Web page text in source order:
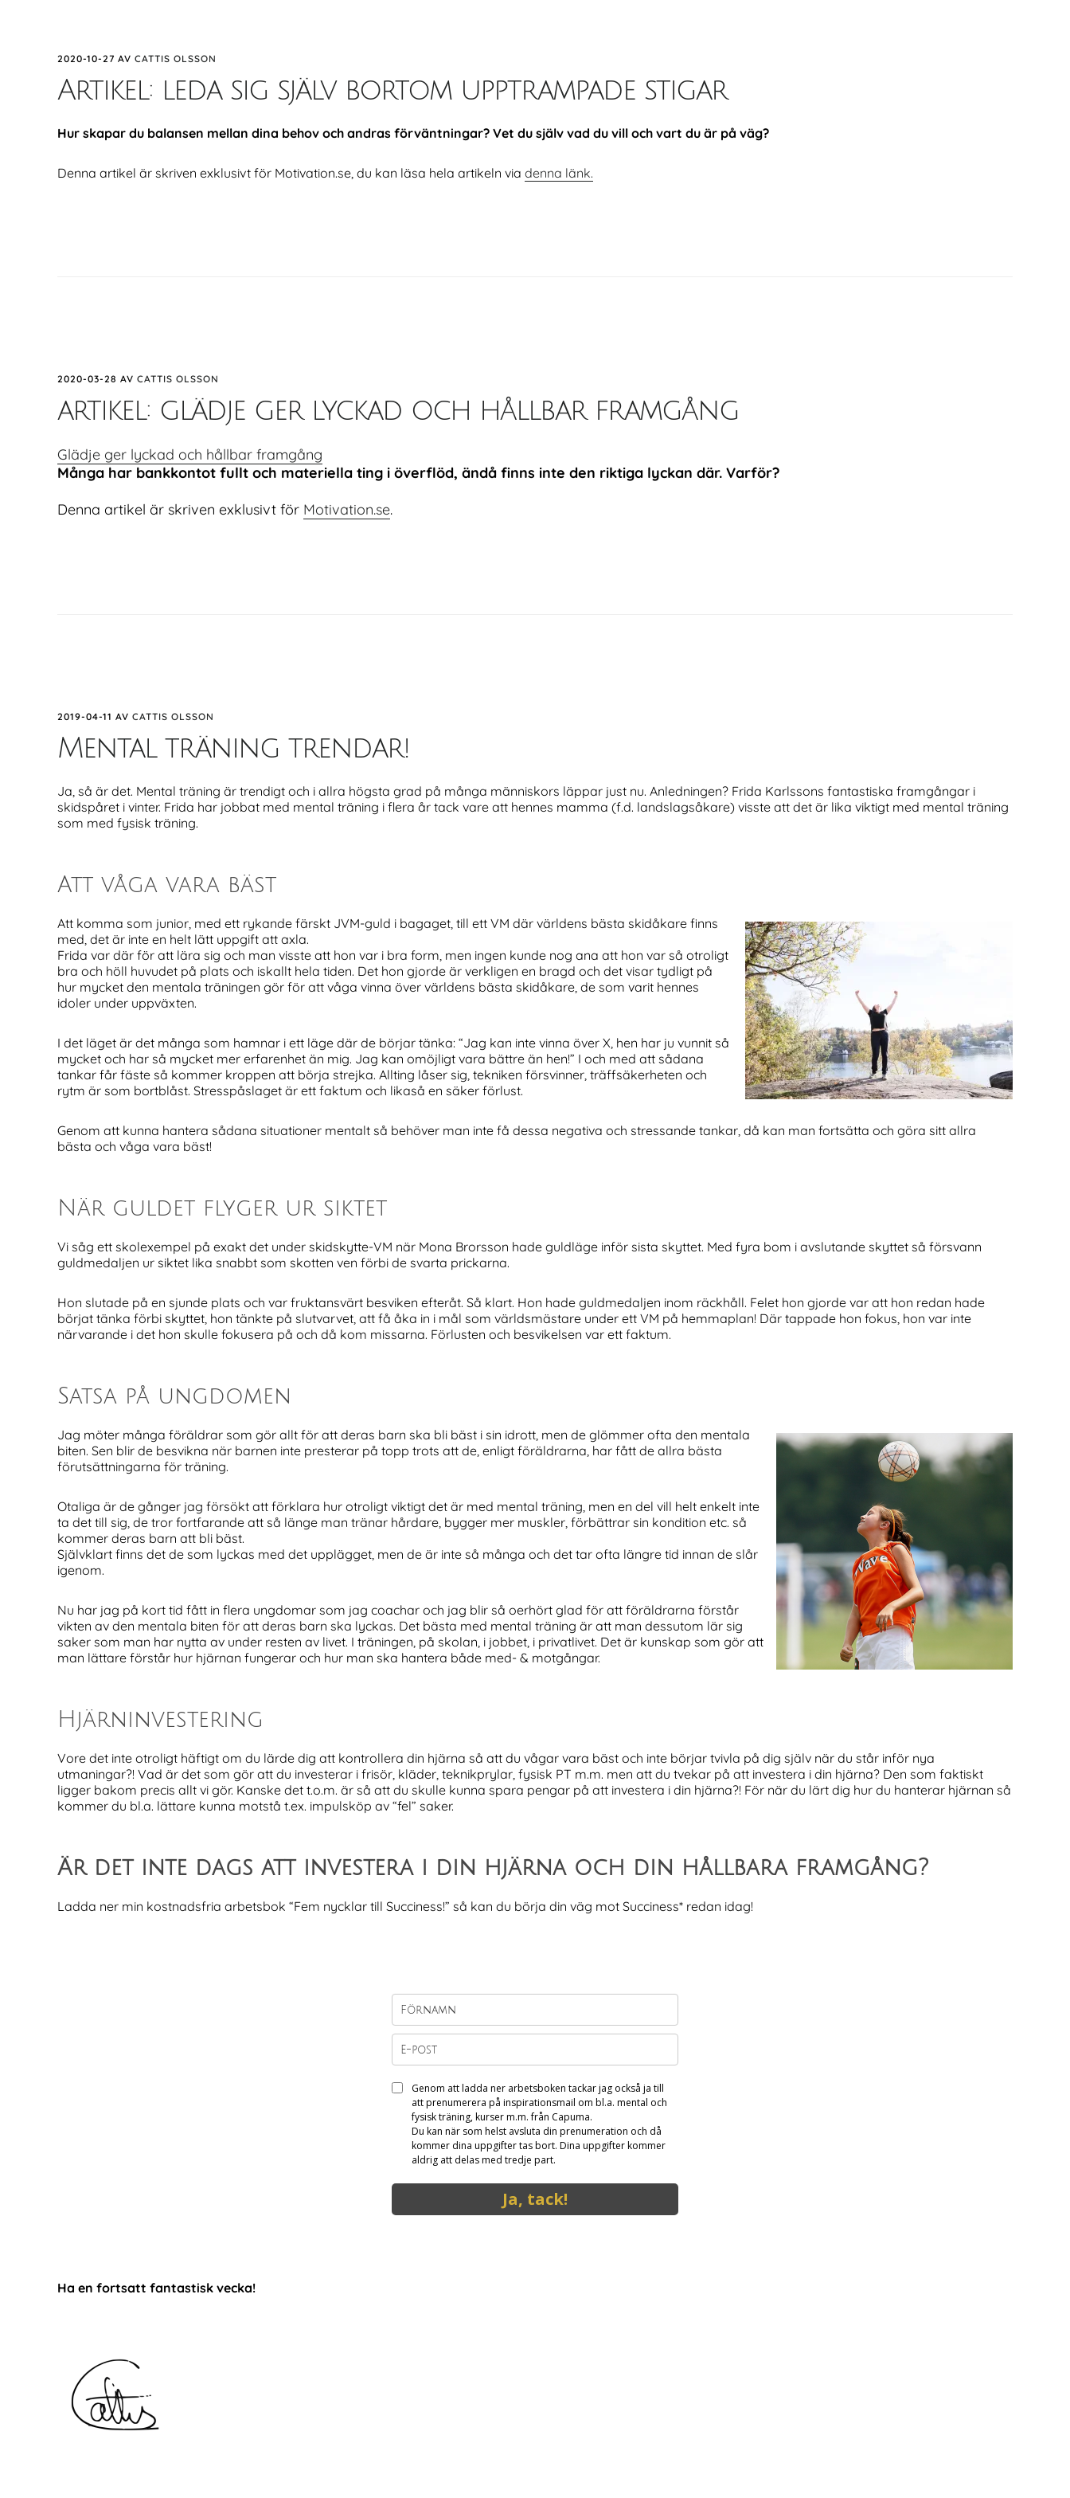
2020-10-27 AV CATTIS OLSSON
Artikel: leda sig själv bortom upptrampade stigar
Hur skapar du balansen mellan dina behov och andras förväntningar? Vet du själv vad du vill och vart du är på väg?
Denna artikel är skriven exklusivt för Motivation.se, du kan läsa hela artikeln via denna länk.
2020-03-28 AV CATTIS OLSSON
artikel: glädje ger lyckad och hållbar framgång
Glädje ger lyckad och hållbar framgång
Många har bankkontot fullt och materiella ting i överflöd, ändå finns inte den riktiga lyckan där. Varför?
Denna artikel är skriven exklusivt för Motivation.se.
2019-04-11 AV CATTIS OLSSON
Mental träning trendar!
Ja, så är det. Mental träning är trendigt och i allra högsta grad på många människors läppar just nu. Anledningen? Frida Karlssons fantastiska framgångar i
skidspåret i vinter. Frida har jobbat med mental träning i flera år tack vare att hennes mamma (f.d. landslagsåkare) visste att det är lika viktigt med mental träning
som med fysisk träning.
Att våga vara bäst
Att komma som junior, med ett rykande färskt JVM-guld i bagaget, till ett VM där världens bästa skidåkare finns
med, det är inte en helt lätt uppgift att axla.
Frida var där för att lära sig och man visste att hon var i bra form, men ingen kunde nog ana att hon var så otroligt
bra och höll huvudet på plats och iskallt hela tiden. Det hon gjorde är verkligen en bragd och det visar tydligt på
hur mycket den mentala träningen gör för att våga vinna över världens bästa skidåkare, de som varit hennes
idoler under uppväxten.
I det läget är det många som hamnar i ett läge där de börjar tänka: “Jag kan inte vinna över X, hen har ju vunnit så
mycket och har så mycket mer erfarenhet än mig. Jag kan omöjligt vara bättre än hen!” I och med att sådana
tankar får fäste så kommer kroppen att börja strejka. Allting låser sig, tekniken försvinner, träffsäkerheten och
rytm är som bortblåst. Stresspåslaget är ett faktum och likaså en säker förlust.
Genom att kunna hantera sådana situationer mentalt så behöver man inte få dessa negativa och stressande tankar, då kan man fortsätta och göra sitt allra
bästa och våga vara bäst!
När guldet flyger ur siktet
Vi såg ett skolexempel på exakt det under skidskytte-VM när Mona Brorsson hade guldläge inför sista skyttet. Med fyra bom i avslutande skyttet så försvann
guldmedaljen ur siktet lika snabbt som skotten ven förbi de svarta prickarna.
Hon slutade på en sjunde plats och var fruktansvärt besviken efteråt. Så klart. Hon hade guldmedaljen inom räckhåll. Felet hon gjorde var att hon redan hade
börjat tänka förbi skyttet, hon tänkte på slutvarvet, att få åka in i mål som världsmästare under ett VM på hemmaplan! Där tappade hon fokus, hon var inte
närvarande i det hon skulle fokusera på och då kom missarna. Förlusten och besvikelsen var ett faktum.
Satsa på ungdomen
Jag möter många föräldrar som gör allt för att deras barn ska bli bäst i sin idrott, men de glömmer ofta den mentala
biten. Sen blir de besvikna när barnen inte presterar på topp trots att de, enligt föräldrarna, har fått de allra bästa
förutsättningarna för träning.
Otaliga är de gånger jag försökt att förklara hur otroligt viktigt det är med mental träning, men en del vill helt enkelt inte
ta det till sig, de tror fortfarande att så länge man tränar hårdare, bygger mer muskler, förbättrar sin kondition etc. så
kommer deras barn att bli bäst.
Självklart finns det de som lyckas med det upplägget, men de är inte så många och det tar ofta längre tid innan de slår
igenom.
Nu har jag på kort tid fått in flera ungdomar som jag coachar och jag blir så oerhört glad för att föräldrarna förstår
vikten av den mentala biten för att deras barn ska lyckas. Det bästa med mental träning är att man dessutom lär sig
saker som man har nytta av under resten av livet. I träningen, på skolan, i jobbet, i privatlivet. Det är kunskap som gör att
man lättare förstår hur hjärnan fungerar och hur man ska hantera både med- & motgångar.
Hjärninvestering
Vore det inte otroligt häftigt om du lärde dig att kontrollera din hjärna så att du vågar vara bäst och inte börjar tvivla på dig själv när du står inför nya
utmaningar?! Vad är det som gör att du investerar i frisör, kläder, teknikprylar, fysisk PT m.m. men att du tvekar på att investera i din hjärna? Den som faktiskt
ligger bakom precis allt vi gör. Kanske det t.o.m. är så att du skulle kunna spara pengar på att investera i din hjärna?! För när du lärt dig hur du hanterar hjärnan så
kommer du bl.a. lättare kunna motstå t.ex. impulsköp av “fel” saker.
Är det inte dags att investera i din hjärna och din hållbara framgång?
Ladda ner min kostnadsfria arbetsbok “Fem nycklar till Succiness!” så kan du börja din väg mot Succiness* redan idag!
Genom att ladda ner arbetsboken tackar jag också ja till
att prenumerera på inspirationsmail om bl.a. mental och
fysisk träning, kurser m.m. från Capuma.
Du kan när som helst avsluta din prenumeration och då
kommer dina uppgifter tas bort. Dina uppgifter kommer
aldrig att delas med tredje part.
Ja, tack!
Ha en fortsatt fantastisk vecka!